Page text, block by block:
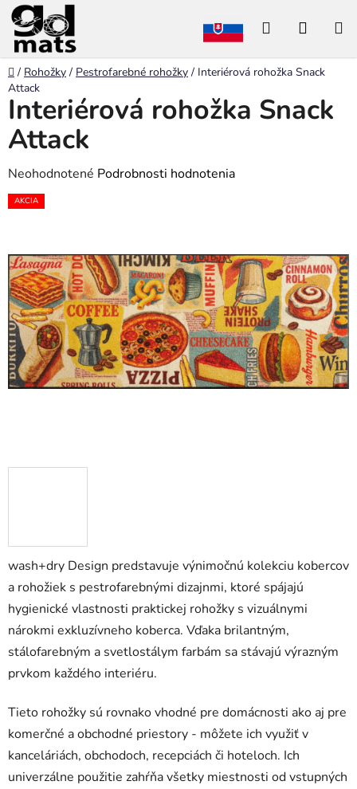
Prejsť
na
obsah
Hľadať
Domov
/ Rohožky / Pestrofarebné rohožky / Interiérová rohožka Snack
Attack
wash+dry Design predstavuje výnimočnú kolekciu kobercov
a rohožiek s pestrofarebnými dizajnmi, ktoré spájajú
hygienické vlastnosti praktickej rohožky s vizuálnymi
nárokmi exkluzívneho koberca. Vďaka brilantným,
stálofarebným a svetlostálym farbám sa stávajú výrazným
prvkom každého interiéru.
Tieto rohožky sú rovnako vhodné pre domácnosti ako aj pre
komerčné a obchodné priestory - môžete ich využiť v
kanceláriách, obchodoch, recepciách či hoteloch. Ich
univerzálne použitie zahŕňa všetky miestnosti od vstupných
Interiérová rohožka Snack
Attack
Priemerné
hodnotenie
0,0
z
5
hviezdičiek.
Neohodnotené Podrobnosti hodnotenia
AKCIA